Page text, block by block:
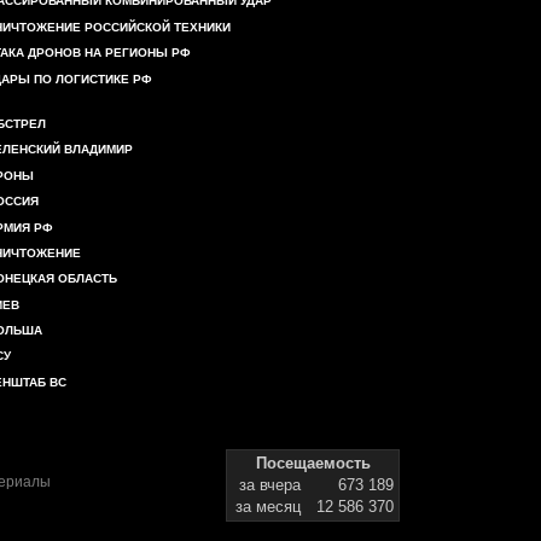
РОССИЙСКОЙ ТЕХНИКИ
ДРОНОВ НА РЕГИОНЫ РФ
ПО ЛОГИСТИКЕ РФ
ВЛАДИМИР
РФ
ОБЛАСТЬ
ВС
Посещаемость
за вчера
673 189
за месяц
12 586 370